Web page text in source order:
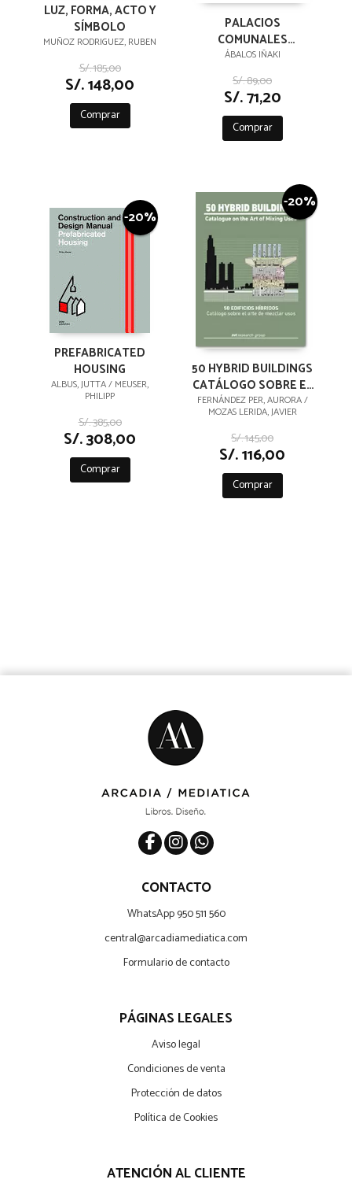
LUZ, FORMA, ACTO Y
SÍMBOLO
MUÑOZ RODRIGUEZ, RUBEN
S/. 185,00
S/. 148,00
Comprar
PALACIOS
COMUNALES
ATEMPORALES
ÁBALOS IÑAKI
S/. 89,00
S/. 71,20
Comprar
-20%
PREFABRICATED
HOUSING
ALBUS, JUTTA / MEUSER,
PHILIPP
S/. 385,00
S/. 308,00
Comprar
-20%
50 HYBRID BUILDINGS
CATÁLOGO SOBRE EL
ARTE DE MEZCLAR
USOS
FERNÁNDEZ PER, AURORA /
MOZAS LERIDA, JAVIER
S/. 145,00
S/. 116,00
Comprar
CONTACTO
WhatsApp 950 511 560
central@arcadiamediatica.com
Formulario de contacto
PÁGINAS LEGALES
Aviso legal
Condiciones de venta
Protección de datos
Política de Cookies
ATENCIÓN AL CLIENTE